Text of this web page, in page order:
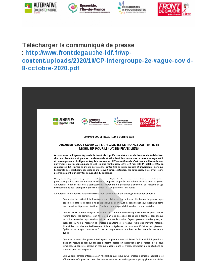
Télécharger le communiqué de presse
: http://www.frontdegauche-idf.fr/wp-
content/uploads/2020/10/CP-intergroupe-2e-vague-covid-
8-octobre-2020.pdf